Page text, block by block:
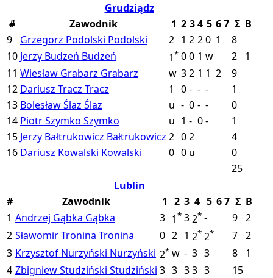
Grudziądz
#
Zawodnik 1 2 3 4 5 67 Σ B
9
Grzegorz Podolski Podolski 2 1 2 20 1
8
10 Jerzy Budzeń Budzeń 1* 00 1 w 2
1
11 Wiesław Grabarz Grabarz w 32 1 1 2
9
12 Dariusz Tracz Tracz 1 0- - -
1
13 Bolesław Ślaz Ślaz u - 0 - -
0
14 Piotr Szymko Szymko u 1 - 0-
1
15 Jerzy Bałtrukowicz Bałtrukowicz 2 02
4
16 Dariusz Kowalski Kowalski 0 0 u
0
25
Lublin
#
Zawodnik 1 2 3 4 5 67 Σ B
1 Andrzej Gąbka Gąbka 3 1* 32* - 9 2
2 Sławomir Tronina Tronina 0 2 1 2* 2* 7 2
3 Krzysztof Nurzyński Nurzyński 2* w - 3 3 8
1
4 Zbigniew Studziński Studziński 3 3 33 3
15